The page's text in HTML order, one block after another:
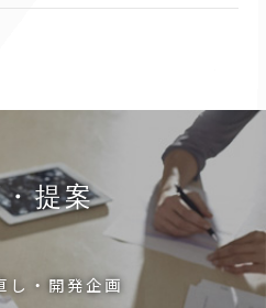
提案
し・開発企画